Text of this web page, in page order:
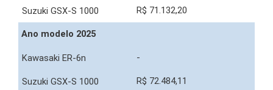
R$ 71.132,20
Ano modelo 2025
-
R$ 72.484,11